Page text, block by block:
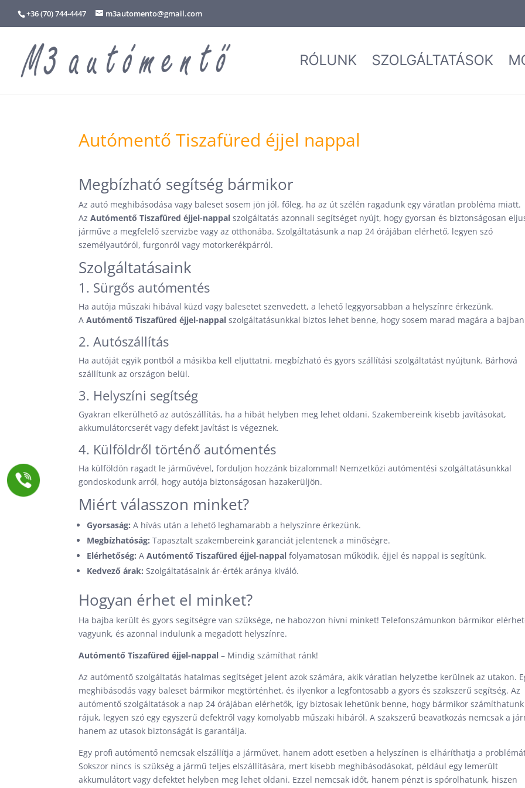
+36 (70) 744-4447 m3automento@gmail.com
RÓLUNK SZOLGÁLTATÁSOK
Autómentő Tiszafüred éjjel nappal
Megbízható segítség bármikor
Az autó meghibásodása vagy baleset sosem jön jól, főleg, ha az út szélén ragadunk egy váratlan probléma miatt.
AzAutómentő Tiszafüred éjjel-nappal szolgáltatás azonnali segítséget nyújt, hogy gyorsan és biztonságosan
járműve a megfelelő szervizbe vagy az otthonába. Szolgáltatásunk a nap 24 órájában elérhető, legyen szó
személyautóról, furgonról vagy motorkerékpárról.
Szolgáltatásaink
1. Sürgős autómentés
Ha autója műszaki hibával küzd vagy balesetet szenvedett, a lehető leggyorsabban a helyszínre érkezünk.
AAutómentő Tiszafüred éjjel-nappal szolgáltatásunkkal biztos lehet benne, hogy sosem marad magára a
2. Autószállítás
Ha autóját egyik pontból a másikba kell eljuttatni, megbízható és gyors szállítási szolgáltatást nyújtunk. Bárhová
szállítunk az országon belül.
3. Helyszíni segítség
Gyakran elkerülhető az autószállítás, ha a hibát helyben meg lehet oldani. Szakembereink kisebb javításokat,
akkumulátorcserét vagy defekt javítást is végeznek.
4. Külföldről történő autómentés
Ha külföldön ragadt le járművével, forduljon hozzánk bizalommal! Nemzetközi autómentési szolgáltatásunkkal
gondoskodunk arról, hogy autója biztonságosan hazakerüljön.
Miért válasszon minket?
Gyorsaság: A hívás után a lehető leghamarabb a helyszínre érkezünk.
Megbízhatóság: Tapasztalt szakembereink garanciát jelentenek a minőségre.
Elérhetőség: AAutómentő Tiszafüred éjjel-nappal folyamatosan működik, éjjel és nappal is segítünk.
Kedvező árak: Szolgáltatásaink ár-érték aránya kiváló.
Hogyan érhet el minket?
Ha bajba került és gyors segítségre van szüksége, ne habozzon hívni minket! Telefonszámunkon bármikor
vagyunk, és azonnal indulunk a megadott helyszínre.
Autómentő Tiszafüred éjjel-nappal – Mindig számíthat ránk!
Az autómentő szolgáltatás hatalmas segítséget jelent azok számára, akik váratlan helyzetbe kerülnek az utakon.
meghibásodás vagy baleset bármikor megtörténhet, és ilyenkor a legfontosabb a gyors és szakszerű segítség. Az
autómentő szolgáltatások a nap 24 órájában elérhetők, így biztosak lehetünk benne, hogy bármikor számíthatunk
rájuk, legyen szó egy egyszerű defektről vagy komolyabb műszaki hibáról. A szakszerű beavatkozás nemcsak a
hanem az utasok biztonságát is garantálja.
Egy profi autómentő nemcsak elszállítja a járművet, hanem adott esetben a helyszínen is elháríthatja a
Sokszor nincs is szükség a jármű teljes elszállítására, mert kisebb meghibásodásokat, például egy lemerült
akkumulátort vagy defektet helyben meg lehet oldani. Ezzel nemcsak időt, hanem pénzt is spórolhatunk, hiszen